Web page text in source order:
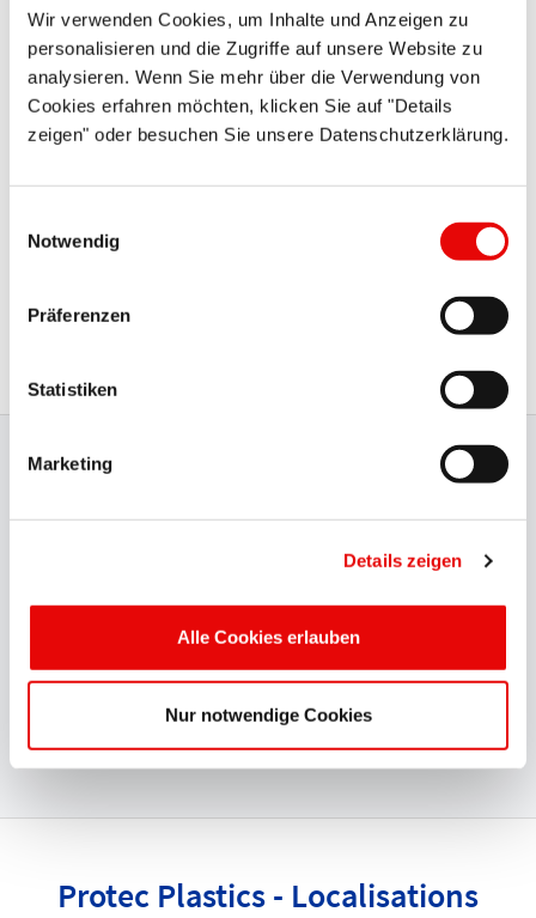
Wir verwenden Cookies, um Inhalte und Anzeigen zu
personalisieren und die Zugriffe auf unsere Website zu
analysieren. Wenn Sie mehr über die Verwendung von
Cookies erfahren möchten, klicken Sie auf "Details
zeigen" oder besuchen Sie unsere Datenschutzerklärung.
Notwendig
Präferenzen
Statistiken
Marketing
Details zeigen
Alle Cookies erlauben
Nur notwendige Cookies
Si vous avez des questions ou si vous souhaitez annuler
service@protecinfo.fr . Les informations sur les données
personnelles et les annulations peuvent être trouvées dans
Production certifiée et gestion
de la qualité
PROTEC répond aux exigences les plus strictes en
matière de sécurité et de fiabilité des opérations. Les
certificationsinternationales que sont
UL, CSA, BSA, DIN EN ISO 9001:2015 VDE et VDA 6.2
nôtre en matière de qualité.
Protec Plastics - Localisations